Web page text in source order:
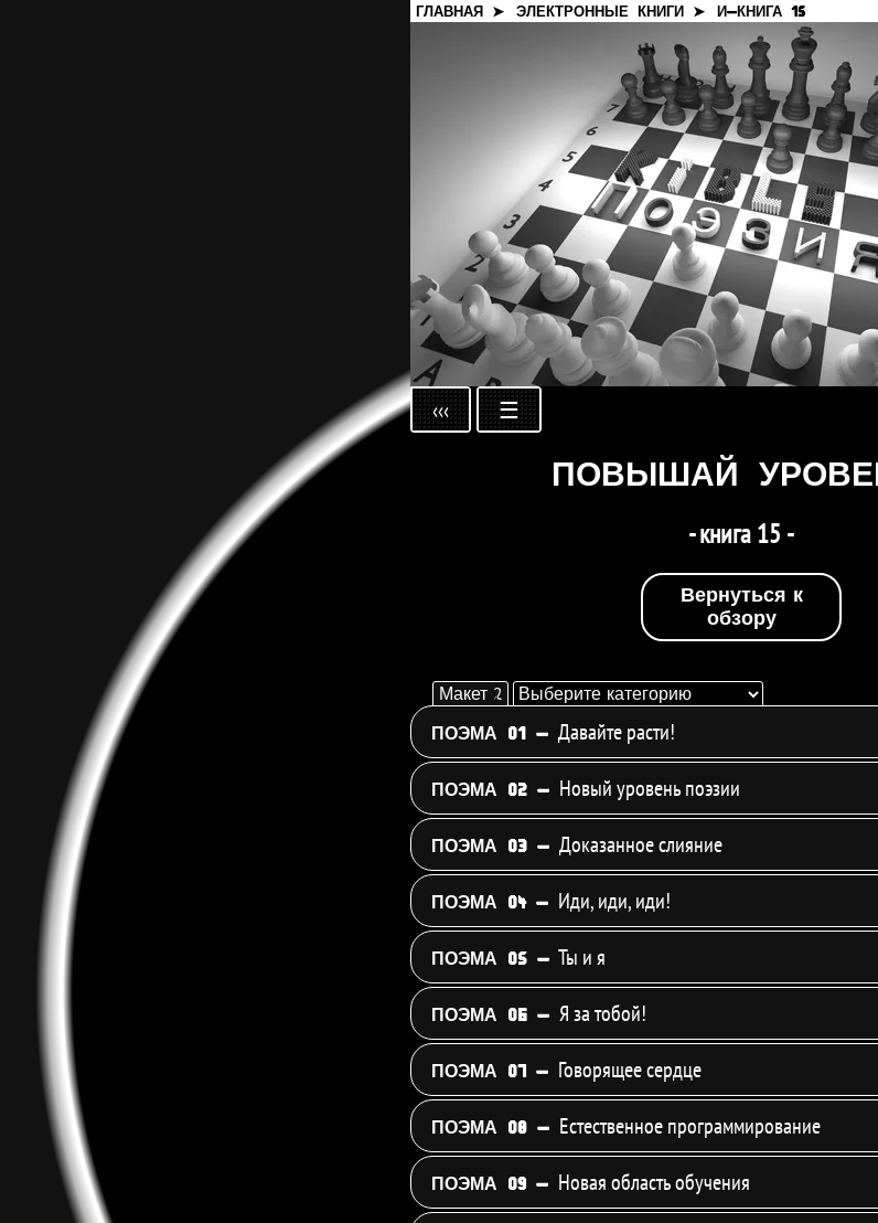
ГЛАВНАЯ ➤ ЭЛЕКТРОННЫЕ КНИГИ ➤ И-КНИГА 15
‹‹‹ ☰
ПОВЫШАЙ
- книга 15 -
Вернуться к
обзору
Макет 2
Используйте
выпадающее
меню
ниже,
чтобы
отфильтровать
стихи
по
категориям.
Выберите
категорию
ПОЭМА 01 - Давайте расти!
ПОЭМА 02 - Новый уровень поэзии
ПОЭМА 03 - Доказанное слияние
ПОЭМА 04 - Иди, иди, иди!
ПОЭМА 05 - Ты и я
ПОЭМА 06 - Я за тобой!
ПОЭМА 07 - Говорящее сердце
ПОЭМА 08 - Естественное программирование
ПОЭМА 09 - Новая область обучения